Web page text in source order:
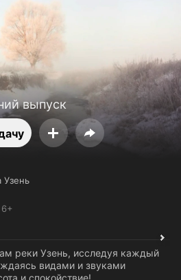
выпуск
Узень
6+
реки Узень, исследуя каждый
видами и звуками
и спокойствие!
соглашение
Ввести промокод
каналы Контакты